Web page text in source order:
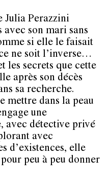
Julia Perazzini
avec son mari sans
si elle le faisait
ne soit l’inverse…
les secrets que cette
après son décès
sa recherche.
mettre dans la peau
une
avec détective privé
avec
d’existences, elle
peu à peu donner